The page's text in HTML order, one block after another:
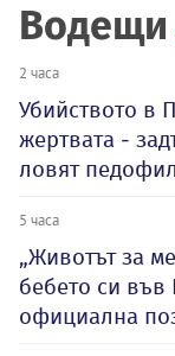
Водещи
2 часа
Убийството в
жертвата -
ловят
5 часа
„Животът за
бебето си във
официална